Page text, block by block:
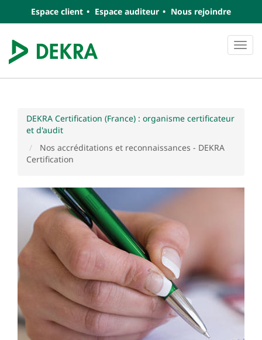
Espace client Espace auditeur Nous rejoindre
DEKRA Certification (France) : organisme certificateur
et d'audit
Nos accréditations et reconnaissances - DEKRA
Certification